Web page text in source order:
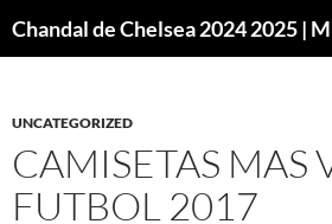
UNCATEGORIZED
CAMISETAS MAS
FUTBOL 2017